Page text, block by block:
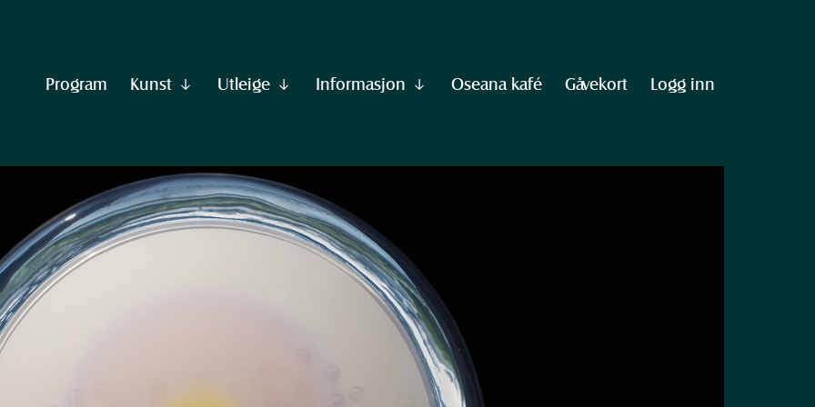
Program Kunst
Vis
Utleige
Vis
Informasjon
Vis
Oseana kafé Gåvekort Logg inn